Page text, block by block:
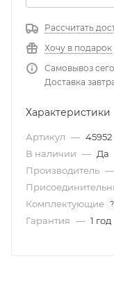
Рассчитать
Хочу в подарок
Самовывоз
Доставка
Характеристики
Артикул — 45952
В наличии — Да
Производитель —
Комплектующие ?
Гарантия — 1 год